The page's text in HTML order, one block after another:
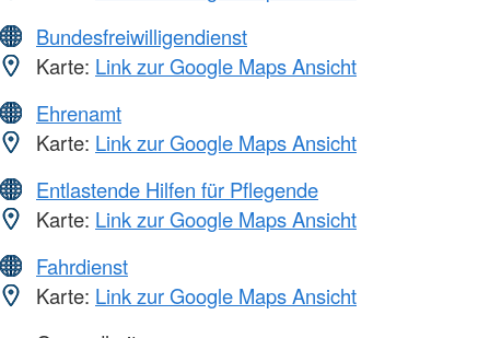
Bundesfreiwilligendienst
Karte: Link zur Google Maps Ansicht
Ehrenamt
Karte: Link zur Google Maps Ansicht
Entlastende Hilfen für Pflegende
Karte: Link zur Google Maps Ansicht
Fahrdienst
Karte: Link zur Google Maps Ansicht